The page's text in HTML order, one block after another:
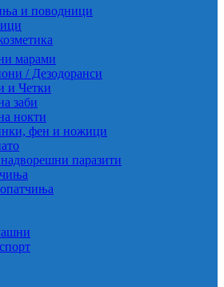
и поводници
марами
/ Дезодоранси
и Четки
заби
нокти
фен и ножици
паразити